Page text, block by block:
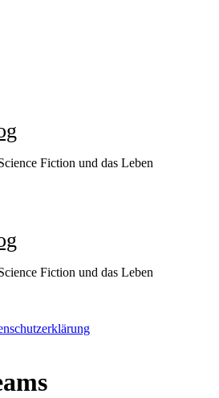
Fiction und das Leben
Fiction und das Leben